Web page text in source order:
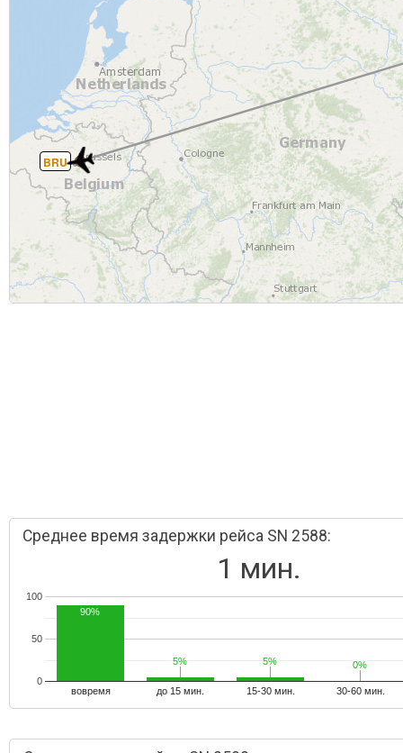
BRU
Среднее время задержки рейса SN 2588:
1 мин.
вовремя до 15 мин. 15-30 мин. 30-60 мин.
0
50
100
90%
5%
5% 5%
5% 0%
0%